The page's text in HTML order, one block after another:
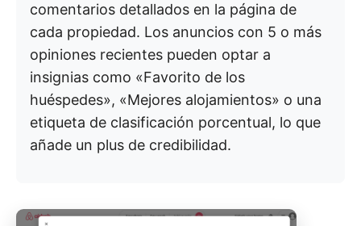
comentarios detallados en la página de
cada propiedad. Los anuncios con 5 o más
opiniones recientes pueden optar a
insignias como «Favorito de los
huéspedes», «Mejores alojamientos» o una
etiqueta de clasificación porcentual, lo que
añade un plus de credibilidad.